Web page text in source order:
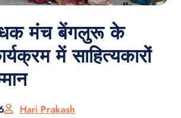
मंच बेंगलुरू के
में साहित्यकारों
Hari Prakash